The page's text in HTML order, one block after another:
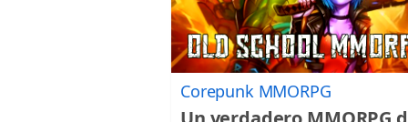
Corepunk MMORPG